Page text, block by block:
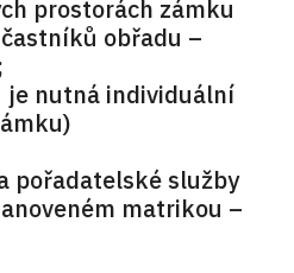
prostorách zámku
obřadu –
je nutná individuální
pořadatelské služby
matrikou –